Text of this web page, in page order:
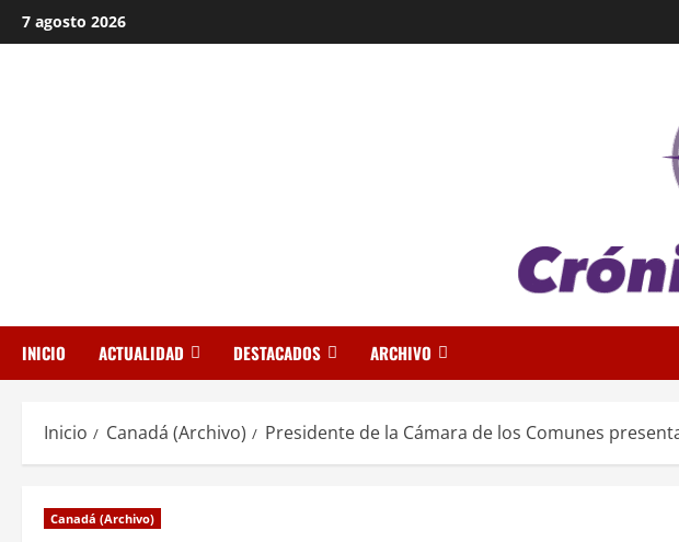
Saltar
al
7 agosto 2026
INICIO ACTUALIDAD DESTACADOS ARCHIVO
Inicio Canadá (Archivo) Presidente de la Cámara de los Comunes
Canadá (Archivo)